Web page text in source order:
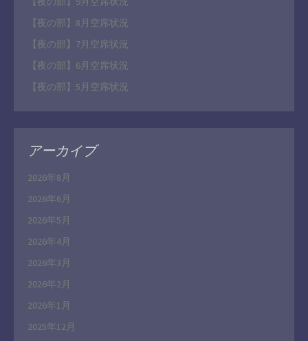
【夜の部】8月空席状況
【夜の部】7月空席状況
【夜の部】6月空席状況
【夜の部】5月空席状況
アーカイブ
2026年8月
2026年6月
2026年5月
2026年4月
2026年3月
2026年2月
2026年1月
2025年12月